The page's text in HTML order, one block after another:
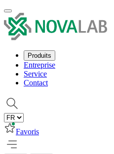
Produits
Entreprise
Service
Contact
Favoris